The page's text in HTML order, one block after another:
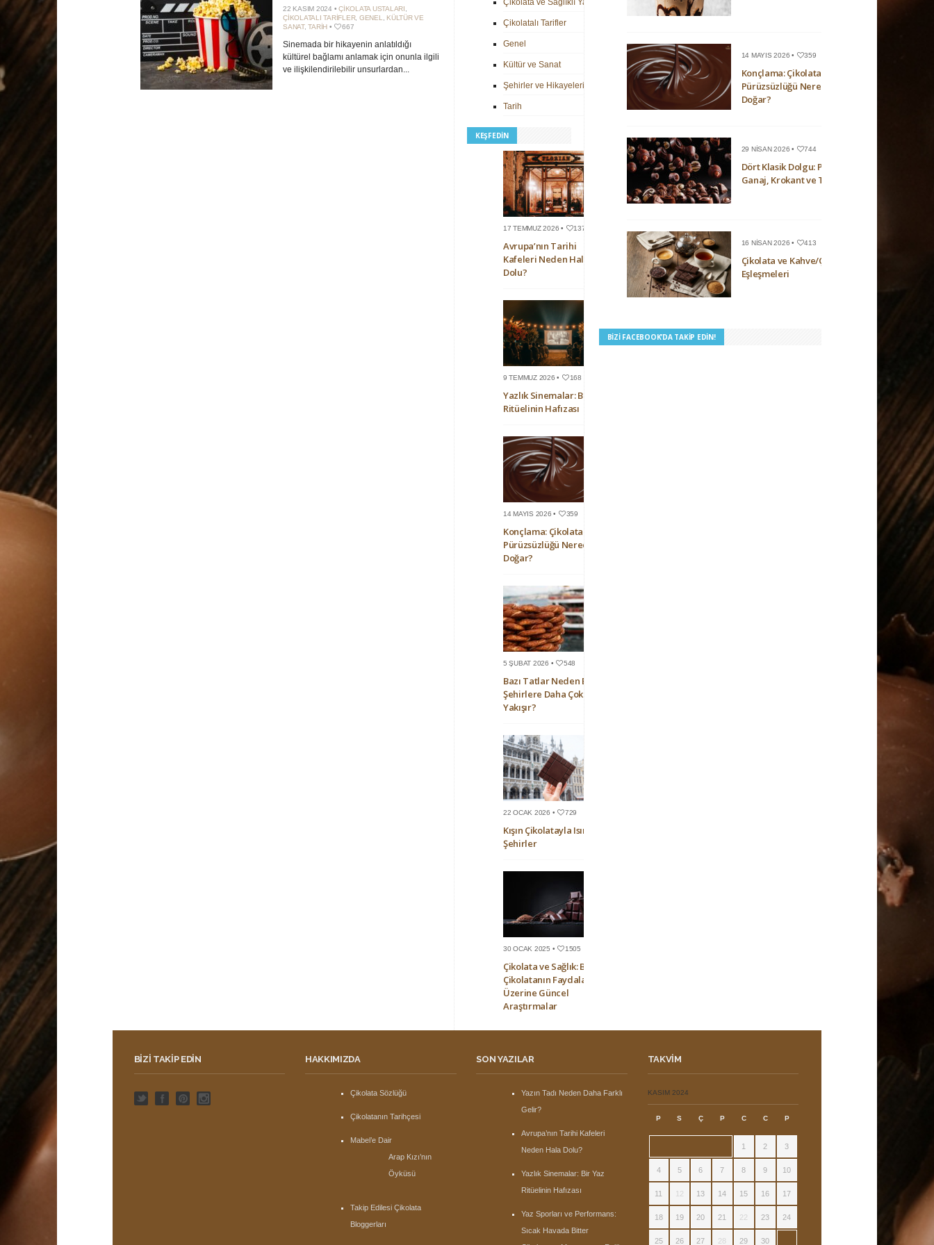
22 KASIM 2024 • ÇIKOLATA USTALARI
ÇIKOLATALI TARIFLER, GENEL
KÜLTÜR VE
SANAT,TARIH • 667
Sinemada bir hikayenin anlatıldığı
kültürel bağlamı anlamak için onunla ilgili
ve ilişkilendirilebilir unsurlardan...
Çikolata ve Sağlıklı Yaşam
Çikolatalı Tarifler
Genel
Kültür ve Sanat
Şehirler ve Hikayeleri
Tarih
KEŞFEDIN
17 TEMMUZ 2026 • 137
Avrupa’nın Tarihi
Kafeleri Neden Hala
Dolu?
9 TEMMUZ 2026 • 168
Yazlık Sinemalar: Bir Yaz
Ritüelinin Hafızası
14 MAYIS 2026 • 359
Konçlama: Çikolatanın
Pürüzsüzlüğü Nerede
Doğar?
5 ŞUBAT 2026 • 548
Bazı Tatlar Neden Bazı
Şehirlere Daha Çok
Yakışır?
22 OCAK 2026 • 729
Kışın Çikolatayla Isınan
Şehirler
30 OCAK 2025 • 1505
Çikolata ve Sağlık: Bitter
Çikolatanın Faydaları
Üzerine Güncel
Araştırmalar
14 MAYIS 2026 • 359
Konçlama: Çikolatanın
Pürüzsüzlüğü Nerede
Doğar?
29 NISAN 2026 • 744
Dört Klasik Dolgu: Pralin,
Ganaj, Krokant ve Trüf
16 NISAN 2026 • 413
Çikolata ve Kahve/Çay
Eşleşmeleri
BIZI FACEBOOK’DA TAKIP EDIN!
BIZI TAKIP EDIN HAKKIMIZDA
Çikolata Sözlüğü
Çikolatanın Tarihçesi
Mabel’e Dair
Arap Kızı’nın
Öyküsü
Takip Edilesi Çikolata
Bloggerları
SON YAZILAR
Yazın Tadı Neden Daha Farklı
Gelir?
Avrupa’nın Tarihi Kafeleri
Neden Hala Dolu?
Yazlık Sinemalar: Bir Yaz
Ritüelinin Hafızası
Yaz Sporları ve Performans:
Sıcak Havada Bitter
TAKVIM
KASIM 2024
P S Ç P C C P
1 2 3
4 5 6 7 8 9 10
11 12 13 14 15 16 17
18 19 20 21 22 23 24
25 26 27 28 29 30